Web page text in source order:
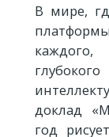
В мире,
доклад
год